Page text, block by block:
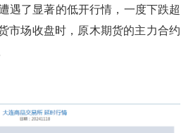
遇了显著的低开行情，一度下跌超
市场收盘时，原木期货的主力合约